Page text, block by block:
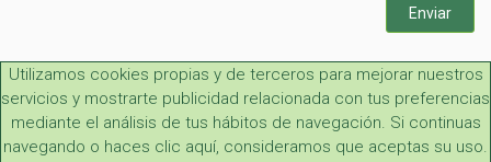
Enviar
Utilizamos cookies propias y de terceros para mejorar nuestros
servicios y mostrarte publicidad relacionada con tus preferencias
mediante el análisis de tus hábitos de navegación. Si continuas
navegando o haces clic aquí, consideramos que aceptas su uso.